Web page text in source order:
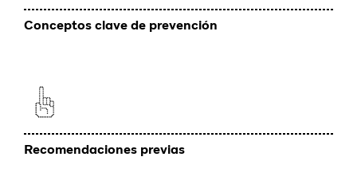
Conceptos clave de prevención
Recomendaciones previas